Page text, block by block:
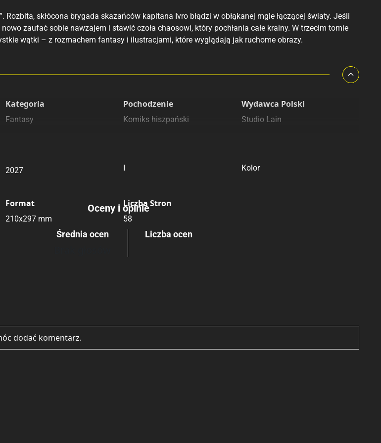
Rozbita, skłócona brygada skazańców kapitana Ivro błądzi w obłąkanej mgle łączącej światy. Jeśli
zaufać sobie nawzajem i stawić czoła chaosowi, który pochłania całe krainy. W trzecim tomie
wątki – z rozmachem fantasy i ilustracjami, które wyglądają jak ruchome obrazy.
Kategoria
Fantasy
Pochodzenie
Komiks hiszpański
Wydawca Polski
Studio Lain
2027 I Kolor
Format
210x297 mm
Liczba Stron
58
Oceny i opinie
Średnia ocen Liczba ocen
dodać komentarz.